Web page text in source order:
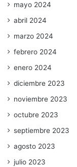
mayo 2024
abril 2024
marzo 2024
febrero 2024
enero 2024
diciembre 2023
noviembre 2023
octubre 2023
septiembre 2023
agosto 2023
julio 2023